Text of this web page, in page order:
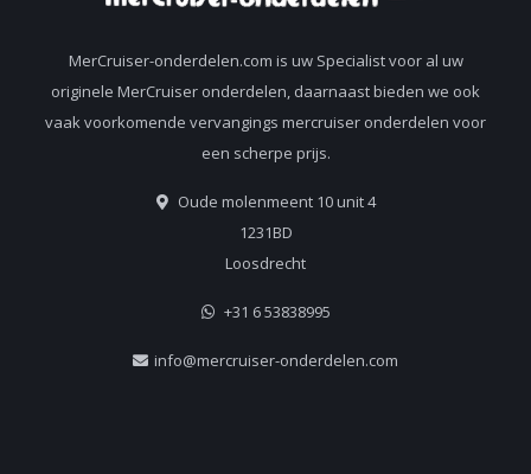
MerCruiser-onderdelen.com is uw Specialist voor al uw
originele MerCruiser onderdelen, daarnaast bieden we ook
vaak voorkomende vervangings mercruiser onderdelen voor
een scherpe prijs.
Oude molenmeent 10 unit 4
1231BD
Loosdrecht
+31 6 53838995
info@mercruiser-onderdelen.com